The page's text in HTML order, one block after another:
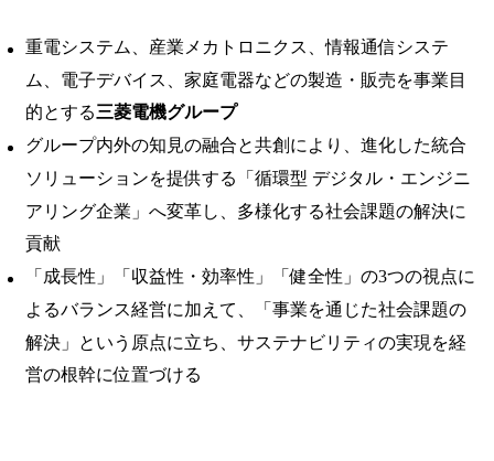
重電システム、産業メカトロニクス、情報通信システ
ム、電子デバイス、家庭電器などの製造・販売を事業目
的とする三菱電機グループ
グループ内外の知見の融合と共創により、進化した統合
ソリューションを提供する「循環型 デジタル・エンジニ
アリング企業」へ変革し、多様化する社会課題の解決に
貢献
「成長性」「収益性・効率性」「健全性」の3つの視点に
よるバランス経営に加えて、「事業を通じた社会課題の
解決」という原点に立ち、サステナビリティの実現を経
営の根幹に位置づける